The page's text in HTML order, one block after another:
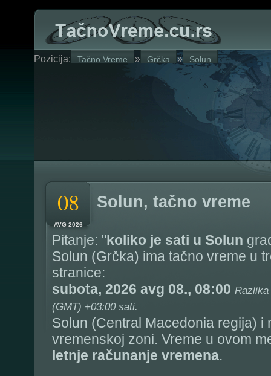
Pozicija: Tačno Vreme » Grčka » Solun
08
AVG 2026
Solun, tačno vreme
Pitanje: "koliko je sati u Solun
Solun (Grčka) ima tačno vreme u
stranice:
subota, 2026 avg 08., 08:00 Razlika
(GMT) +03:00 sati.
Solun (Central Macedonia regija) i
vremenskoj zoni. Vreme u ovom
letnje računanje vremena.